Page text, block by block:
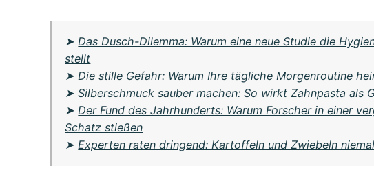
➤Das Dusch-Dilemma: Warum eine neue Studie die
stellt
➤Die stille Gefahr: Warum Ihre tägliche Morgenroutine
➤Silberschmuck sauber machen: So wirkt Zahnpasta als
➤Der Fund des Jahrhunderts: Warum Forscher in einer
Schatz stießen
➤Experten raten dringend: Kartoffeln und Zwiebeln